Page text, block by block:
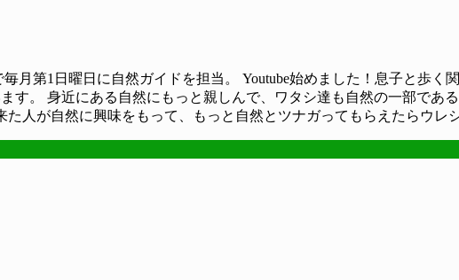
月第1日曜日に自然ガイドを担当。 Youtube始めました！息子と歩く
す。 身近にある自然にもっと親しんで、ワタシ達も自然の一部であ
人が自然に興味をもって、もっと自然とツナガってもらえたらウレシ